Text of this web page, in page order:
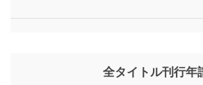
全タイトル刊行年